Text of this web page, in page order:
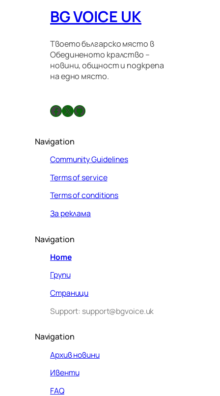
BG VOICE UK
Твоето българско място в
Обединеното кралство –
новини, общност и подкрепа
на едно място.
Facebook X GitHub
Navigation
Community Guidelines
Terms of service
Terms of conditions
За реклама
Navigation
Home
Групи
Страници
Support: support@bgvoice.uk
Navigation
Архив новини
Ивенти
FAQ